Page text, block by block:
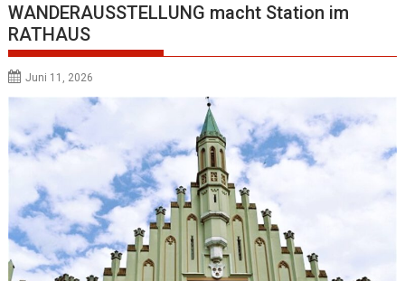
WANDERAUSSTELLUNG macht Station im
RATHAUS
Juni 11, 2026